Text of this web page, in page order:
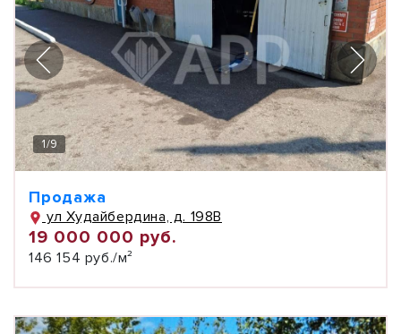
1/9
Продажа
ул Худайбердина, д. 198В
19 000 000 руб.
146 154 руб./м²